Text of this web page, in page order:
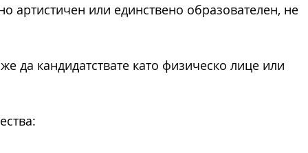
артистичен или единствено образователен, не
да кандидатствате като физическо лице или